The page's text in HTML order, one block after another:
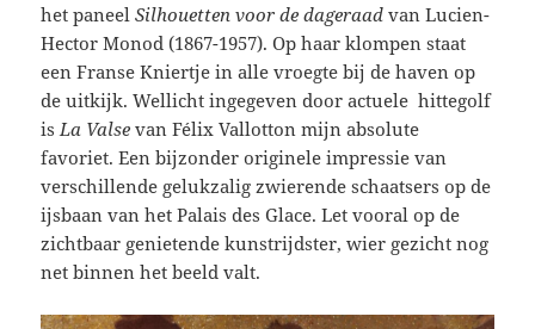
het paneelSilhouetten voor de dageraad van Lucien-
Hector Monod (1867-1957). Op haar klompen staat
een Franse Kniertje in alle vroegte bij de haven op
de uitkijk. Wellicht ingegeven door actuele hittegolf
isLa Valse van Félix Vallotton mijn absolute
favoriet. Een bijzonder originele impressie van
verschillende gelukzalig zwierende schaatsers op de
ijsbaan van het Palais des Glace. Let vooral op de
zichtbaar genietende kunstrijdster, wier gezicht nog
net binnen het beeld valt.